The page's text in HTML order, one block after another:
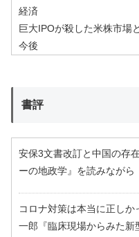
経済
巨大IPOが殺した米株市場
今後
書評
安保3文書改訂と中国の存
ーの地政学』を読みながら
コロナ対策は本当に正しか
一郎『臨床現場からみた新